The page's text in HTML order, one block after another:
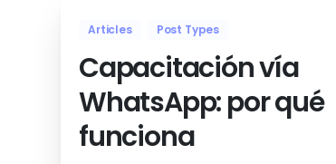
Articles Post Types
Capacitación vía
WhatsApp: por qué
funciona